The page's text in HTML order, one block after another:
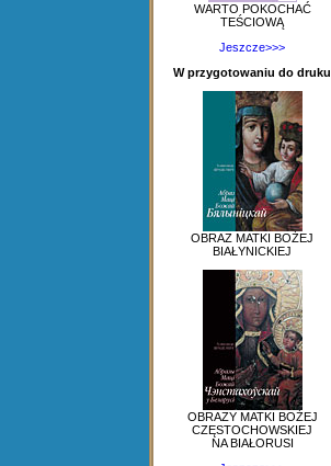
WARTO POKOCHAĆ
TEŚCIOWĄ
Jeszcze>>>
W przygotowaniu do druku
OBRAZ MATKI BOŻEJ
BIAŁYNICKIEJ
OBRAZY MATKI BOŻEJ
CZĘSTOCHOWSKIEJ
NA BIAŁORUSI